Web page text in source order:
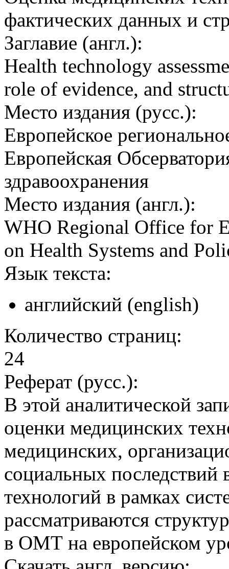
фактических данных и
Заглавие (англ.):
Health technology
role of evidence, and
Место издания (русс.):
Европейское
Европейская
здравоохранения
Место издания (англ.):
WHO Regional Office for
on Health Systems and
Язык текста:
английский (english)
Количество страниц:
24
Реферат (русс.):
В этой аналитической
оценки медицинских
медицинских,
социальных последствий
технологий в рамках
рассматриваются
в ОМТ на европейском